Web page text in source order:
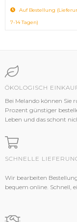
Auf Bestellung
7-14 Tagen)
ÖKOLOGISCH
Bei Melando können Sie
Prozent günstiger
Leben und das schont
SCHNELLE
Wir bearbeiten
bequem online. Schnell,